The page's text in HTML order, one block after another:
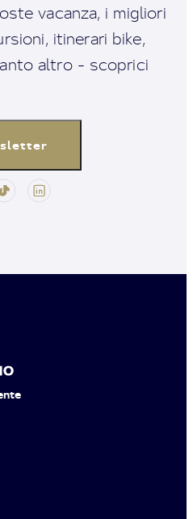
vacanza, i migliori
itinerari bike,
altro - scoprici